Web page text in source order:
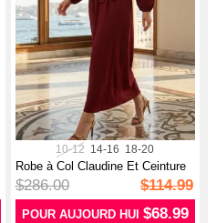
10-12 14-16 18-20
Robe à Col Claudine Et Ceinture
225...
$286.00 $114.99
POUR AUJOURD HUI $68.99